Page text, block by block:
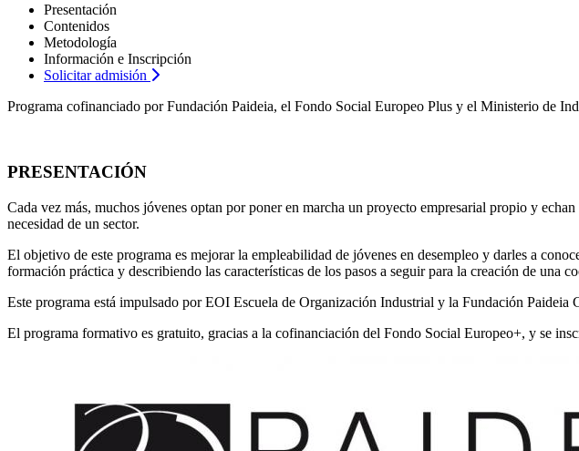
Presentación
Contenidos
Metodología
Información e Inscripción
Solicitar admisión
Programa cofinanciado por Fundación Paideia, el Fondo Social Europeo Plus y el Ministerio de
PRESENTACIÓN
Cada vez más, muchos jóvenes optan por poner en marcha un proyecto empresarial propio y
necesidad de un sector.
El objetivo de este programa es mejorar la empleabilidad de jóvenes en desempleo y darles a
formación práctica y describiendo las características de los pasos a seguir para la creación de una
Este programa está impulsado por EOI Escuela de Organización Industrial y la Fundación Paideia
El programa formativo es gratuito, gracias a la cofinanciación del Fondo Social Europeo+, y se